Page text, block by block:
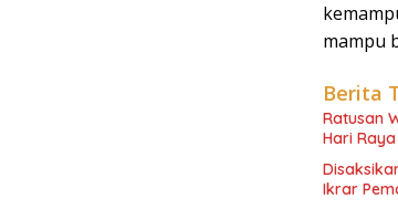
mampu
Berita
Ratusan
Hari
Ikrar